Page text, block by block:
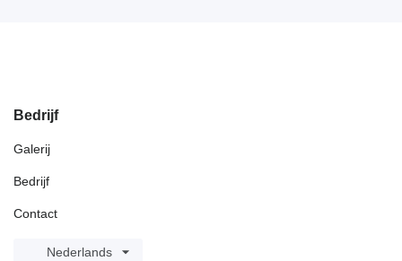
Bedrijf
Galerij
Bedrijf
Contact
Nederlands